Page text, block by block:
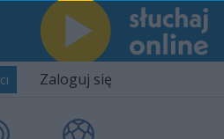
Zaloguj się